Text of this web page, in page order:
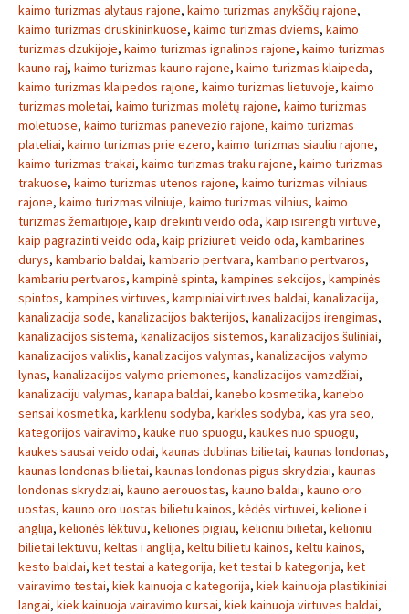
kaimo turizmas alytaus rajone, kaimo turizmas anykščių rajone,
kaimo turizmas druskininkuose, kaimo turizmas dviems, kaimo
turizmas dzukijoje, kaimo turizmas ignalinos rajone, kaimo turizmas
kauno raj, kaimo turizmas kauno rajone, kaimo turizmas klaipeda,
kaimo turizmas klaipedos rajone, kaimo turizmas lietuvoje, kaimo
turizmas moletai, kaimo turizmas molėtų rajone, kaimo turizmas
moletuose, kaimo turizmas panevezio rajone, kaimo turizmas
plateliai, kaimo turizmas prie ezero, kaimo turizmas siauliu rajone,
kaimo turizmas trakai, kaimo turizmas traku rajone, kaimo turizmas
trakuose, kaimo turizmas utenos rajone, kaimo turizmas vilniaus
rajone, kaimo turizmas vilniuje, kaimo turizmas vilnius, kaimo
turizmas žemaitijoje, kaip drekinti veido oda, kaip isirengti virtuve,
kaip pagrazinti veido oda, kaip priziureti veido oda, kambarines
durys, kambario baldai, kambario pertvara, kambario pertvaros,
kambariu pertvaros, kampinė spinta, kampines sekcijos, kampinės
spintos, kampines virtuves, kampiniai virtuves baldai, kanalizacija,
kanalizacija sode, kanalizacijos bakterijos, kanalizacijos irengimas,
kanalizacijos sistema, kanalizacijos sistemos, kanalizacijos šuliniai,
kanalizacijos valiklis, kanalizacijos valymas, kanalizacijos valymo
lynas, kanalizacijos valymo priemones, kanalizacijos vamzdžiai,
kanalizaciju valymas, kanapa baldai, kanebo kosmetika, kanebo
sensai kosmetika, karklenu sodyba, karkles sodyba, kas yra seo,
kategorijos vairavimo, kauke nuo spuogu, kaukes nuo spuogu,
kaukes sausai veido odai, kaunas dublinas bilietai, kaunas londonas,
kaunas londonas bilietai, kaunas londonas pigus skrydziai, kaunas
londonas skrydziai, kauno aerouostas, kauno baldai, kauno oro
uostas, kauno oro uostas bilietu kainos, kėdės virtuvei, kelione i
anglija, kelionės lėktuvu, keliones pigiau, kelioniu bilietai, kelioniu
bilietai lektuvu, keltas i anglija, keltu bilietu kainos, keltu kainos,
kesto baldai, ket testai a kategorija, ket testai b kategorija, ket
vairavimo testai, kiek kainuoja c kategorija, kiek kainuoja plastikiniai
langai, kiek kainuoja vairavimo kursai, kiek kainuoja virtuves baldai,